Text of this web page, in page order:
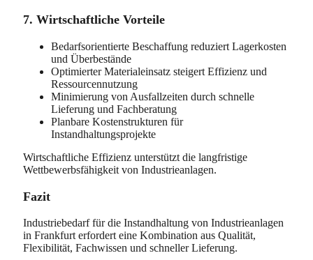
7. Wirtschaftliche Vorteile
Bedarfsorientierte Beschaffung reduziert Lagerkosten
und Überbestände
Optimierter Materialeinsatz steigert Effizienz und
Ressourcennutzung
Minimierung von Ausfallzeiten durch schnelle
Lieferung und Fachberatung
Planbare Kostenstrukturen für
Instandhaltungsprojekte
Wirtschaftliche Effizienz unterstützt die langfristige
Wettbewerbsfähigkeit von Industrieanlagen.
Fazit
Industriebedarf für die Instandhaltung von Industrieanlagen
in Frankfurt erfordert eine Kombination aus Qualität,
Flexibilität, Fachwissen und schneller Lieferung.